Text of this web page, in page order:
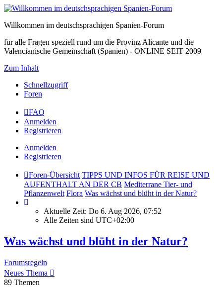
Willkommen im deutschsprachigen Spanien-Forum
für alle Fragen speziell rund um die Provinz Alicante und die
Valencianische Gemeinschaft (Spanien) - ONLINE SEIT 2009
Zum Inhalt
Schnellzugriff
Foren
FAQ
Anmelden
Registrieren
Anmelden
Registrieren
Foren-Übersicht TIPPS UND INFOS FÜR REISE UND
AUFENTHALT AN DER CB Mediterrane Tier- und
Pflanzenwelt Flora Was wächst und blüht in der Natur?
Aktuelle Zeit: Do 6. Aug 2026, 07:52
Alle Zeiten sind UTC+02:00
Was wächst und blüht in der Natur?
Forumsregeln
Neues Thema
89 Themen